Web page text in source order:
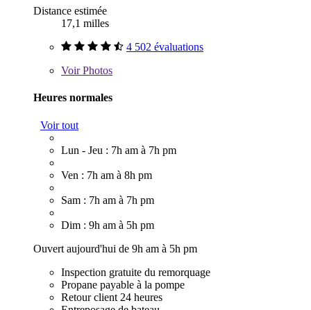
Distance estimée
17,1 milles
4 502 évaluations
VoirPhotos
Heures normales
Voir tout
Lun - Jeu : 7h am à 7h pm
Ven : 7h am à 8h pm
Sam : 7h am à 7h pm
Dim : 9h am à 5h pm
Ouvert aujourd'hui de 9h am à 5h pm
Inspection gratuite du remorquage
Propane payable à la pompe
Retour client 24 heures